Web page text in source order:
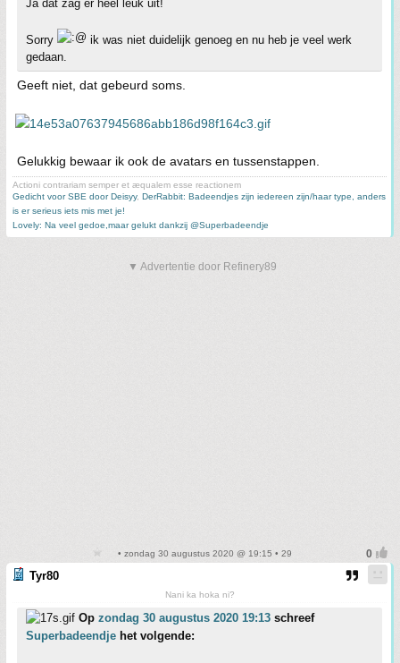
Ja dat zag er heel leuk uit!
Sorry
ik was niet duidelijk genoeg en nu heb je veel werk
gedaan.
Geeft niet, dat gebeurd soms.
Gelukkig bewaar ik ook de avatars en tussenstappen.
Actioni contrariam semper et æqualem esse reactionem
Gedicht voor SBE door Deisyy, DerRabbit: Badeendjes zijn iedereen zijn/haar type, anders
is er serieus iets mis met je!
Lovely: Na veel gedoe,maar gelukt dankzij @Superbadeendje
▼ Advertentie door Refinery89
• zondag 30 augustus 2020 @ 19:15 • 29
Tyr80
Nani ka hoka ni?
Op zondag 30 augustus 2020 19:13 schreef
Superbadeendje het volgende: